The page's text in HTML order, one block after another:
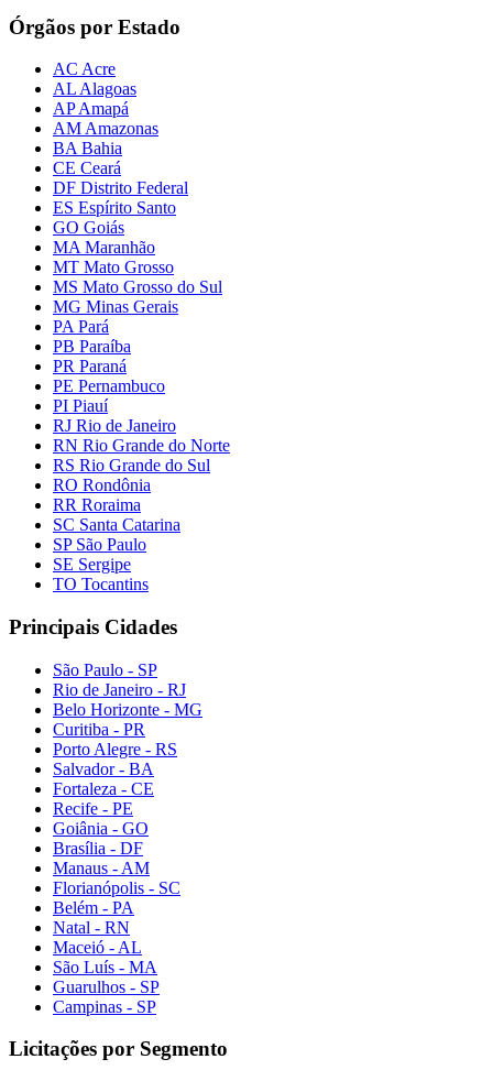
Órgãos por Estado
AC Acre
AL Alagoas
AP Amapá
AM Amazonas
BA Bahia
CE Ceará
DF Distrito Federal
ES Espírito Santo
GO Goiás
MA Maranhão
MT Mato Grosso
MS Mato Grosso do Sul
MG Minas Gerais
PA Pará
PB Paraíba
PR Paraná
PE Pernambuco
PI Piauí
RJ Rio de Janeiro
RN Rio Grande do Norte
RS Rio Grande do Sul
RO Rondônia
RR Roraima
SC Santa Catarina
SP São Paulo
SE Sergipe
TO Tocantins
Principais Cidades
São Paulo - SP
Rio de Janeiro - RJ
Belo Horizonte - MG
Curitiba - PR
Porto Alegre - RS
Salvador - BA
Fortaleza - CE
Recife - PE
Goiânia - GO
Brasília - DF
Manaus - AM
Florianópolis - SC
Belém - PA
Natal - RN
Maceió - AL
São Luís - MA
Guarulhos - SP
Campinas - SP
Licitações por Segmento